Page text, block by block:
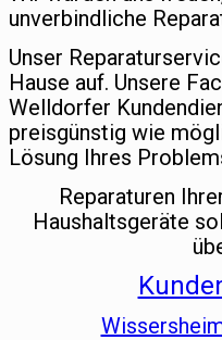
unverbindliche
Unser
Hause auf. Unsere
Welldorfer
preisgünstig wie
Lösung Ihres
Reparaturen
Haushaltsgeräte